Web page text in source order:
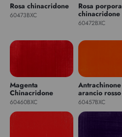
Rosa chinacridone
60473BXC
Rosa porpora
chinacridone
60472BXC
Magenta
Chinacridone
60460BXC
Antrachinone
arancio rosso
60457BXC